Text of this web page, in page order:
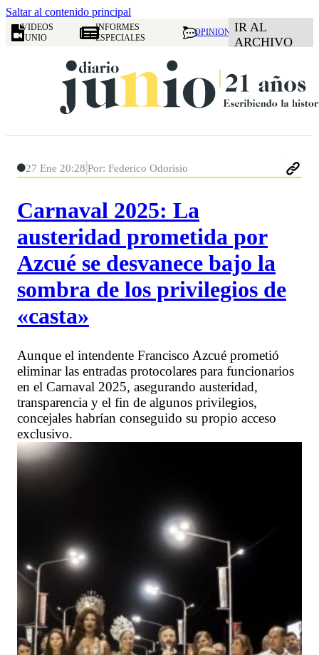
Saltar al contenido principal
VIDEOS
JUNIO
INFORMES
ESPECIALES
OPINION IR AL
ARCHIVO
27 Ene 20:28 Por: Federico Odorisio
Carnaval 2025: La
austeridad prometida por
Azcué se desvanece bajo la
sombra de los privilegios de
«casta»
Aunque el intendente Francisco Azcué prometió
eliminar las entradas protocolares para funcionarios
en el Carnaval 2025, asegurando austeridad,
transparencia y el fin de algunos privilegios,
concejales habrían conseguido su propio acceso
exclusivo.